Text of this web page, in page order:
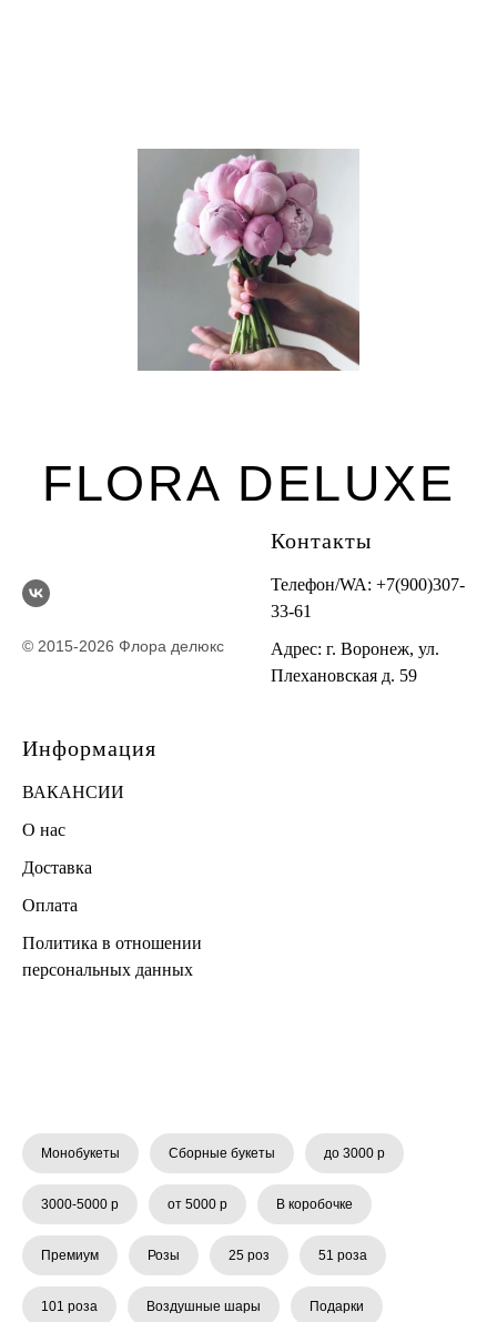
FLORA DELUXE
© 2015-2026 Флора делюкс
Контакты
Телефон/WA: +7(900)307-
33-61
Адрес: г. Воронеж, ул.
Плехановская д. 59
Информация
ВАКАНСИИ
О нас
Доставка
Оплата
Политика в отношении
персональных данных
Монобукеты Сборные букеты до 3000 р
3000-5000 р от 5000 р В коробочке
Премиум Розы 25 роз 51 роза
101 роза Воздушные шары Подарки